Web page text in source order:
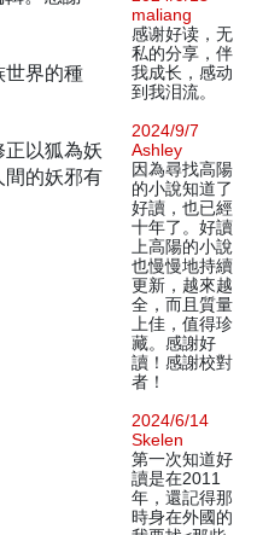
世界的種
以狐為妖
間的妖邪有
maliang
感谢好读，无
私的分享，伴
我成长，感动
到我泪流。
2024/9/7
Ashley
因為尋找高陽
的小說知道了
好讀，也已經
十年了。好讀
上高陽的小說
也慢慢地持續
更新，越來越
全，而且質量
上佳，值得珍
藏。感謝好
讀！感謝校對
者！
2024/6/14
Skelen
第一次知道好
讀是在2011
年，還記得那
時身在外國的